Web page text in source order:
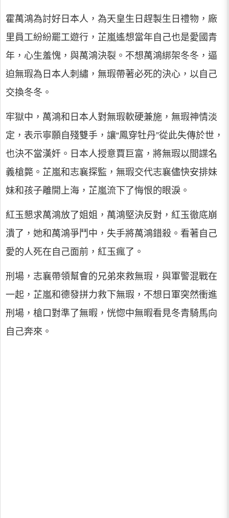
霍萬鴻為討好日本人，為天皇生日趕製生日禮物，廠
里員工紛紛罷工遊行，芷嵐遙想當年自己也是愛國青
年，心生羞愧，與萬鴻決裂。不想萬鴻綁架冬冬，逼
迫無瑕為日本人刺繡，無瑕帶著必死的決心，以自己
交換冬冬。
牢獄中，萬鴻和日本人對無瑕軟硬兼施，無瑕神情淡
定，表示寧願自殘雙手，讓“鳳穿牡丹”從此失傳於世，
也決不當漢奸。日本人授意賈巨富，將無瑕以間諜名
義槍斃。芷嵐和志襄探監，無瑕交代志襄儘快安排妹
妹和孩子離開上海，芷嵐流下了悔恨的眼淚。
紅玉懇求萬鴻放了姐姐，萬鴻堅決反對，紅玉徹底崩
潰了，她和萬鴻爭鬥中，失手將萬鴻錯殺。看著自己
愛的人死在自己面前，紅玉瘋了。
刑場，志襄帶領幫會的兄弟來救無瑕，與軍警混戰在
一起，芷嵐和德發拼力救下無瑕，不想日軍突然衝進
刑場，槍口對準了無暇，恍惚中無暇看見冬青騎馬向
自己奔來。